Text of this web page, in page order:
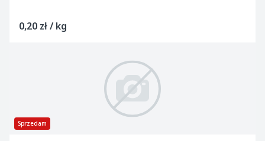
0,20 zł / kg
Sprzedam